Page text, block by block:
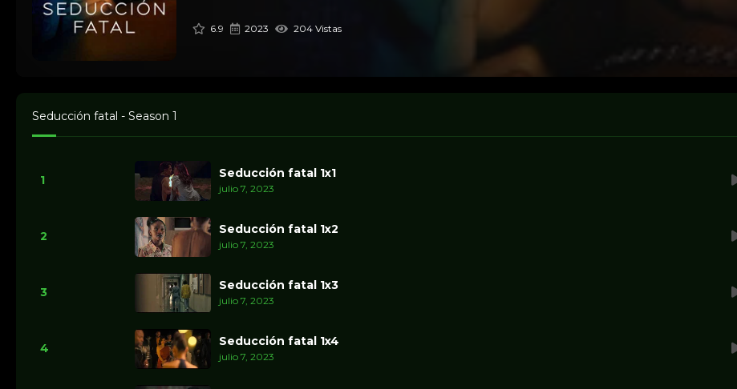
6.9 2023 204 Vistas
Seducción fatal - Season 1
1 Seducción fatal 1x1
julio 7, 2023
2 Seducción fatal 1x2
julio 7, 2023
3 Seducción fatal 1x3
julio 7, 2023
4 Seducción fatal 1x4
julio 7, 2023